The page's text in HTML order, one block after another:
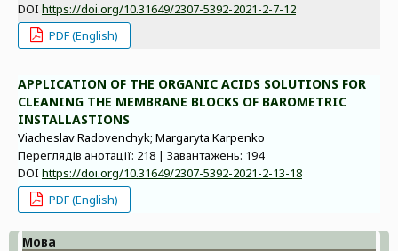
DOI https://doi.org/10.31649/2307-5392-2021-2-7-12
PDF (English)
APPLICATION OF THE ORGANIC ACIDS SOLUTIONS FOR
CLEANING THE MEMBRANE BLOCKS OF BAROMETRIC
INSTALLASTIONS
Viacheslav Radovenchyk; Margaryta Karpenko
Переглядів анотації: 218 | Завантажень: 194
DOI https://doi.org/10.31649/2307-5392-2021-2-13-18
PDF (English)
Мова